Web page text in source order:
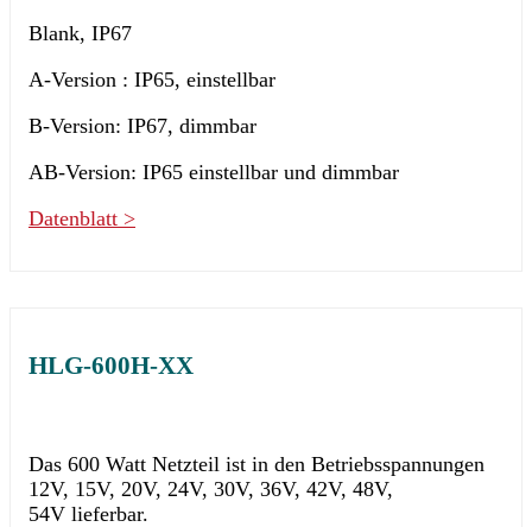
Blank, IP67
A-Version : IP65, einstellbar
B-Version: IP67, dimmbar
AB-Version: IP65 einstellbar und dimmbar
Datenblatt >
HLG-600H-XX
Das 600 Watt Netzteil ist in den Betriebsspannungen
12V, 15V, 20V, 24V, 30V, 36V, 42V, 48V,
54V lieferbar.